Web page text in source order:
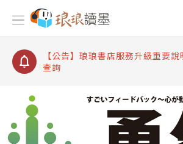
【公告】琅琅讀墨書櫃開通常見問題
【公告】琅琅讀墨 3 分鐘完成書櫃
【公告】琅琅書店服務升級重要
查詢